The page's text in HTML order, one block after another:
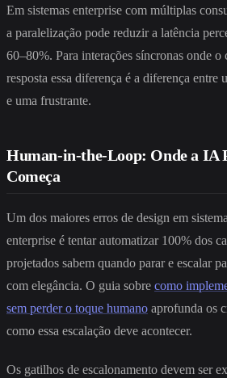
Em sistemas enterprise com múltiplas
a paralelização pode reduzir a latência
60–80%. Para interações síncronas onde o
resposta essa diferença é a diferença entre
e uma frustrante.
Human-in-the-Loop: Onde a IA
Começa
Um dos maiores erros de design em
enterprise é tentar automatizar 100% dos
projetados sabem quando parar e escalar
com elegância. O guia sobre como
sem perder o toque humano aprofunda os
como essa escalação deve acontecer.
Os gatilhos de escalonamento devem ser